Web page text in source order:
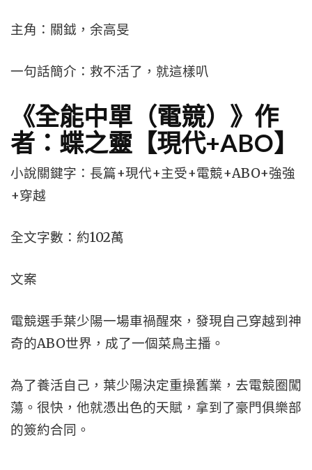
主角：關鉞，余高旻
一句話簡介：救不活了，就這樣叭
《全能中單（電競）》作
者：蝶之靈【現代+ABO】
小說關鍵字：長篇+現代+主受+電競+ABO+強強
+穿越
全文字數：約102萬
文案
電競選手葉少陽一場車禍醒來，發現自己穿越到神
奇的ABO世界，成了一個菜鳥主播。
為了養活自己，葉少陽決定重操舊業，去電競圈闖
蕩。很快，他就憑出色的天賦，拿到了豪門俱樂部
的簽約合同。